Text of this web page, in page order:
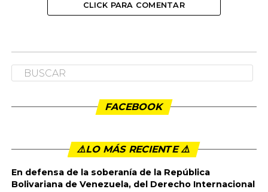
CLICK PARA COMENTAR
NACIONAL
Elecciones Congreso 2026